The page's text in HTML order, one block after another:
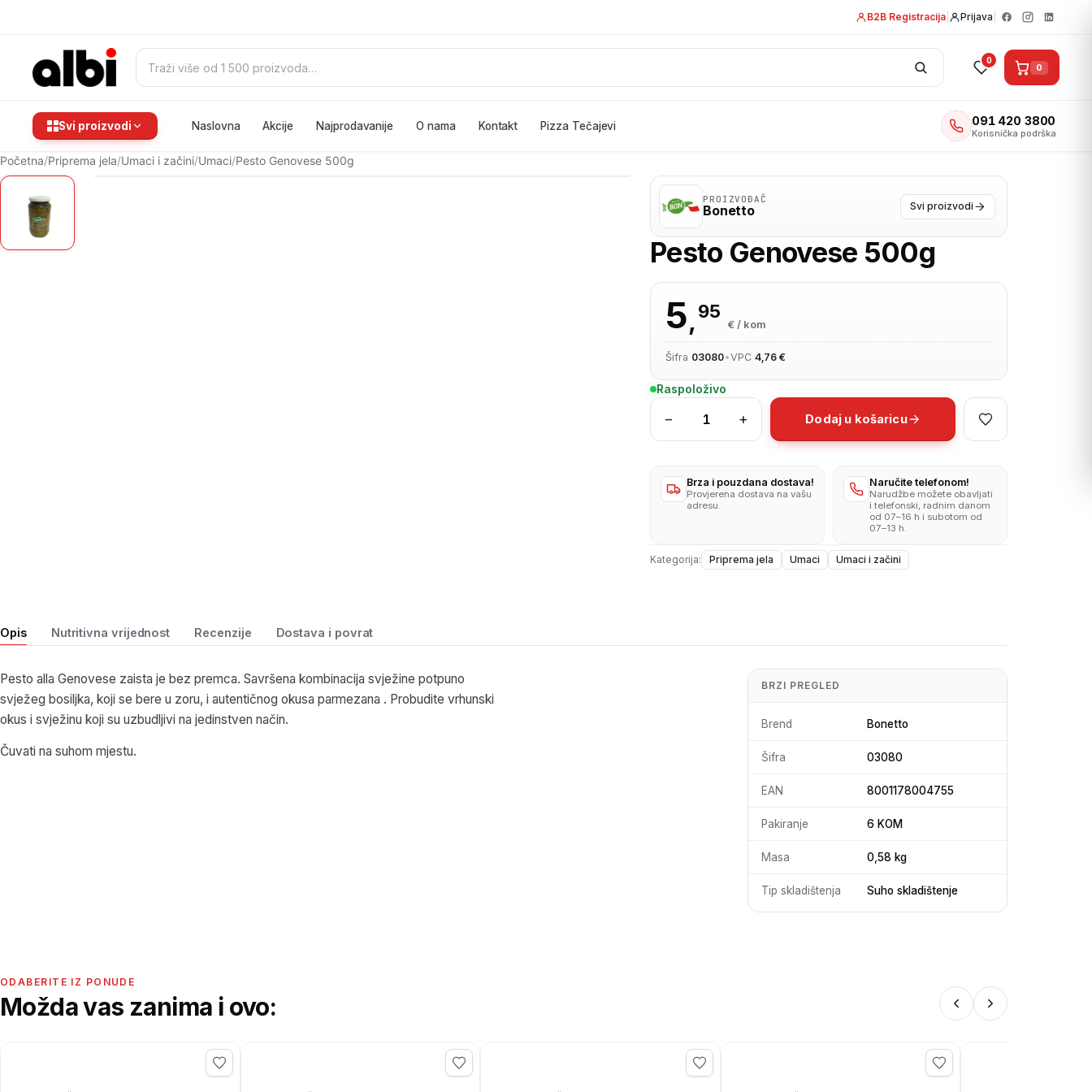
B2B Registracija Prijava
Pretraži: 0
0
Svi proizvodi Naslovna Akcije Najprodavanije O nama Kontakt Pizza Tečajevi 091 420 3800
Korisnička podrška
Početna/Priprema jela/Umaci i začini/Umaci/Pesto Genovese 500g
PROIZVOĐAČ
Bonetto Svi proizvodi
Pesto Genovese 500g
5,95
€ / kom
Šifra 03080•VPC 4,76 €
Raspoloživo
−
Pesto
Genovese
količina
+ Dodaj u košaricu
Brza i pouzdana dostava!
Provjerena dostava na vašu
adresu.
Naručite telefonom!
Narudžbe možete obavljati
i telefonski, radnim danom
od 07–16 h i subotom od
07–13 h.
Kategorija: Priprema jela Umaci Umaci i začini
Opis Nutritivna vrijednost Recenzije Dostava i povrat
Pesto alla Genovese zaista je bez premca. Savršena kombinacija svježine potpuno
svježeg bosiljka, koji se bere u zoru, i autentičnog okusa parmezana . Probudite vrhunski
okus i svježinu koji su uzbudljivi na jedinstven način.
Čuvati na suhom mjestu.
BRZI PREGLED
Brend Bonetto
Šifra 03080
EAN 8001178004755
Pakiranje 6 KOM
Masa 0,58 kg
Tip skladištenja Suho skladištenje
ODABERITE IZ PONUDE
Možda vas zanima i ovo: